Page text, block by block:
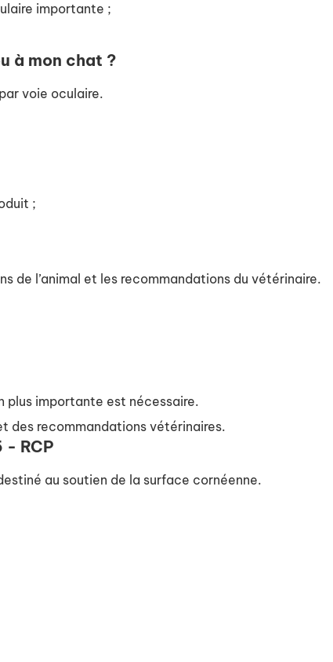
importante ;
à mon chat ?
voie oculaire.
;
de l’animal et les recommandations du vétérinaire.
plus importante est nécessaire.
des recommandations vétérinaires.
- RCP
au soutien de la surface cornéenne.